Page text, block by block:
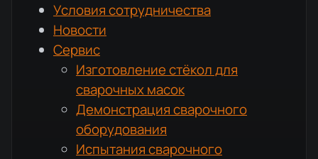
Условия сотрудничества
Новости
Сервис
Изготовление стёкол для
сварочных масок
Демонстрация сварочного
оборудования
Испытания сварочного